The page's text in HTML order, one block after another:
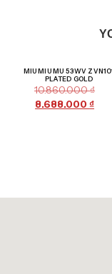
MIU MIU MU 53WV
PLATED GOLD
10.860.000₫
8.688.000₫